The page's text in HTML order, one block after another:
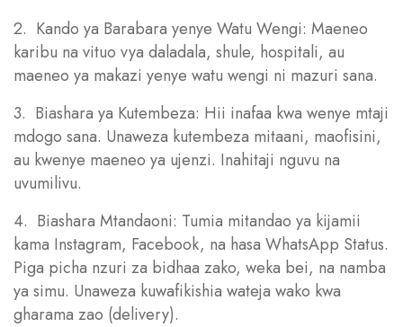
2. Kando ya Barabara yenye Watu Wengi: Maeneo
karibu na vituo vya daladala, shule, hospitali, au
maeneo ya makazi yenye watu wengi ni mazuri sana.
3. Biashara ya Kutembeza: Hii inafaa kwa wenye mtaji
mdogo sana. Unaweza kutembeza mitaani, maofisini,
au kwenye maeneo ya ujenzi. Inahitaji nguvu na
uvumilivu.
4. Biashara Mtandaoni: Tumia mitandao ya kijamii
kama Instagram, Facebook, na hasa WhatsApp Status.
Piga picha nzuri za bidhaa zako, weka bei, na namba
ya simu. Unaweza kuwafikishia wateja wako kwa
gharama zao (delivery).